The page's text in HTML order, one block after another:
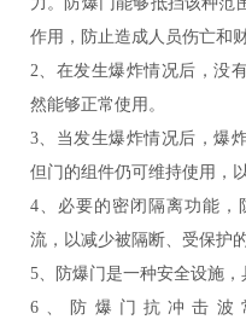
作用，防止造成人员伤亡和
2、在发生爆炸情况后，没
然能够正常使用。
3、当发生爆炸情况后，爆
但门的组件仍可维持使用，
4、必要的密闭隔离功能
流，以减少被隔断、受保护
5、防爆门是一种安全设施，
6、防爆门抗冲击波常